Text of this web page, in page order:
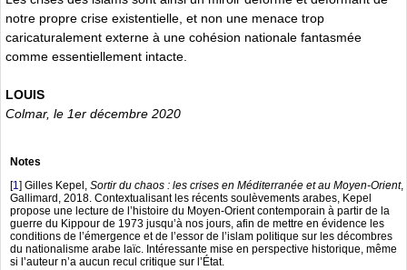
notre propre crise existentielle, et non une menace trop
caricaturalement externe à une cohésion nationale fantasmée
comme essentiellement intacte.
LOUIS
Colmar, le 1er décembre 2020
Notes
[1] Gilles Kepel, Sortir du chaos : les crises en Méditerranée et au Moyen-Orient,
Gallimard, 2018. Contextualisant les récents soulèvements arabes, Kepel
propose une lecture de l’histoire du Moyen-Orient contemporain à partir de la
guerre du Kippour de 1973 jusqu’à nos jours, afin de mettre en évidence les
conditions de l’émergence et de l’essor de l’islam politique sur les décombres
du nationalisme arabe laïc. Intéressante mise en perspective historique, même
si l’auteur n’a aucun recul critique sur l’État.